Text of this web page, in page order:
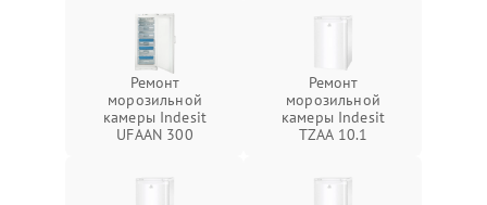
Ремонт
морозильной
камеры Indesit
UFAAN 300
Ремонт
морозильной
камеры Indesit
TZAA 10.1